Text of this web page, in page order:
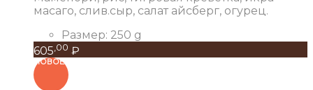
масаго, слив.сыр, салат айсберг, огурец.
Размер: 250 g
605 ,00 ₽
НОВОЕ